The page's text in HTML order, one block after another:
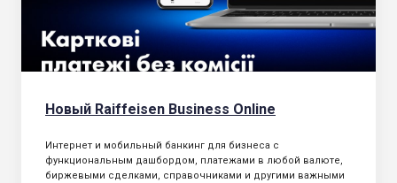
Новый Raiffeisen Business Online
Интернет и мобильный банкинг для бизнеса с
функциональным дашбордом, платежами в любой валюте,
биржевыми сделками, справочниками и другими важными